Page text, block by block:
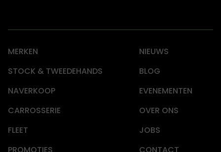
MERKEN
NIEUWS
STOCK & TWEEDEHANDS
BLOG
NAVERKOOP
EVENEMENTEN
CARROSSERIE
OVER ONS
FLEET
JOBS